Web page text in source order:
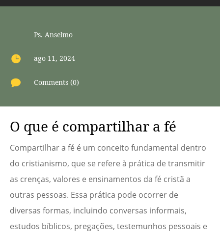
Ps. Anselmo
 ago 11, 2024
 Comments (0)
O que é compartilhar a fé
Compartilhar a fé é um conceito fundamental dentro
do cristianismo, que se refere à prática de transmitir
as crenças, valores e ensinamentos da fé cristã a
outras pessoas. Essa prática pode ocorrer de
diversas formas, incluindo conversas informais,
estudos bíblicos, pregações, testemunhos pessoais e